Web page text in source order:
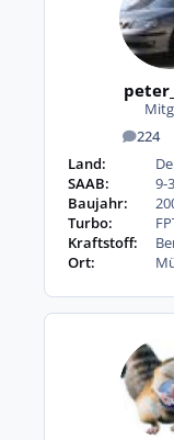
224
Land:
SAAB:
9-
Baujahr:
Turbo:
Kraftstoff:
Ort: